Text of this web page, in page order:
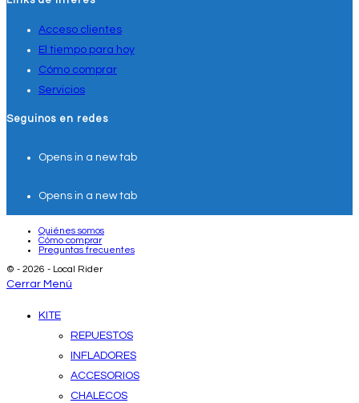
Acceso clientes
El tiempo para hoy
Cómo comprar
Servicios
Seguinos en redes
Opens in a new tab
Opens in a new tab
Quiénes somos
Cómo comprar
Preguntas frecuentes
© - 2026 - Local Rider
Cerrar Menú
KITE
REPUESTOS
INFLADORES
ACCESORIOS
CHALECOS